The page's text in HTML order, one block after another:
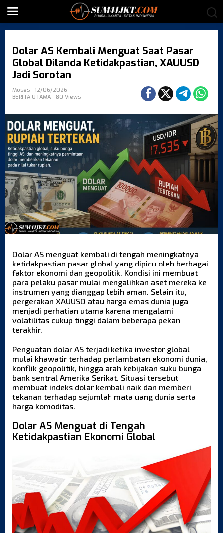
i
Dolar AS Kembali Menguat Saat Pasar
Global Dilanda Ketidakpastian, XAUUSD
Jadi Sorotan
Moses
12/06/2026
BERITA UTAMA
80 Views
Dolar AS menguat kembali di tengah meningkatnya
ketidakpastian pasar global yang dipicu oleh berbagai
faktor ekonomi dan geopolitik. Kondisi ini membuat
para pelaku pasar mulai mengalihkan aset mereka ke
instrumen yang dianggap lebih aman. Selain itu,
pergerakan XAUUSD atau harga emas dunia juga
menjadi perhatian utama karena mengalami
volatilitas cukup tinggi dalam beberapa pekan
terakhir.
Penguatan dolar AS terjadi ketika investor global
mulai khawatir terhadap perlambatan ekonomi dunia,
konflik geopolitik, hingga arah kebijakan suku bunga
bank sentral Amerika Serikat. Situasi tersebut
membuat indeks dolar kembali naik dan memberi
tekanan terhadap sejumlah mata uang dunia serta
harga komoditas.
Dolar AS Menguat di Tengah
Ketidakpastian Ekonomi Global